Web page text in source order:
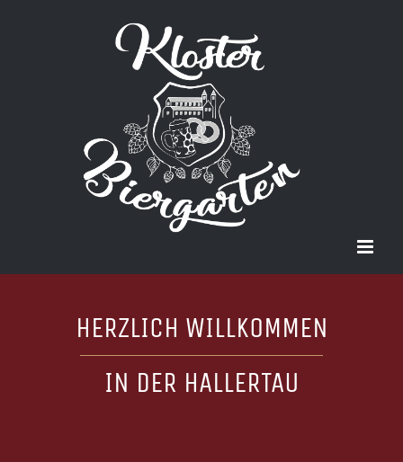
HERZLICH WILLKOMMEN
IN DER HALLERTAU